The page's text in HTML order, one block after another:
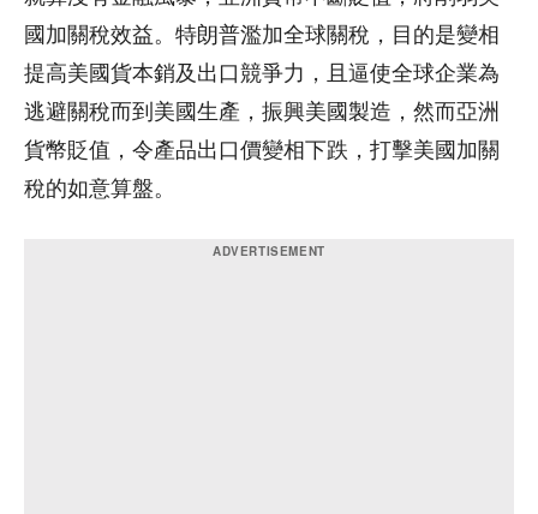
國加關稅效益。特朗普濫加全球關稅，目的是變相
提高美國貨本銷及出口競爭力，且逼使全球企業為
逃避關稅而到美國生產，振興美國製造，然而亞洲
貨幣貶值，令產品出口價變相下跌，打擊美國加關
稅的如意算盤。